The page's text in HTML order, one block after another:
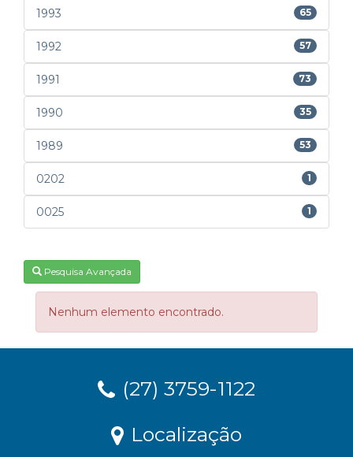
1993 65
1992 57
1991 73
1990 35
1989 53
0202 1
0025 1
Pesquisa Avançada
Nenhum elemento encontrado.
(27) 3759-1122
Localização